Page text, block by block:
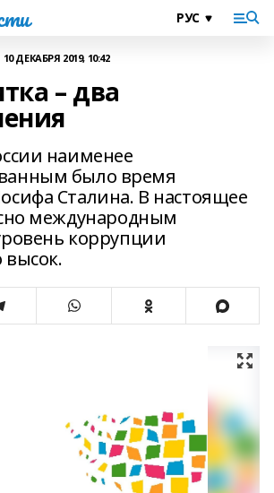
10 ДЕКАБРЯ 2019, 10:42
– два
наименее
было время
Сталина. В настоящее
междуна­родным
коррупции
высок.